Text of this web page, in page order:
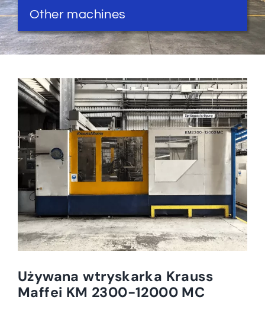
Other machines
Używana wtryskarka Krauss
Maffei KM 2300-12000 MC